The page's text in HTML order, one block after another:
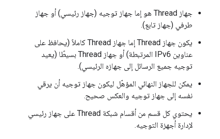
جهاز Thread هو إما جهاز توجيه (جهاز رئيسي) أو جهاز
طرفي (جهاز تابع).
يكون جهاز Thread إما جهاز Thread كاملاً (يحافظ على
عناوين IPv6 المرتبطة) أو جهاز Thread بسيطًا (يعيد
توجيه جميع الرسائل إلى جهازه الرئيسي).
يمكن للجهاز النهائي المؤهّل ليكون جهاز توجيه أن يرقي
نفسه إلى جهاز توجيه والعكس صحيح.
يحتوي كل قسم من أقسام شبكة Thread على جهاز رئيسي
لإدارة أجهزة التوجيه.